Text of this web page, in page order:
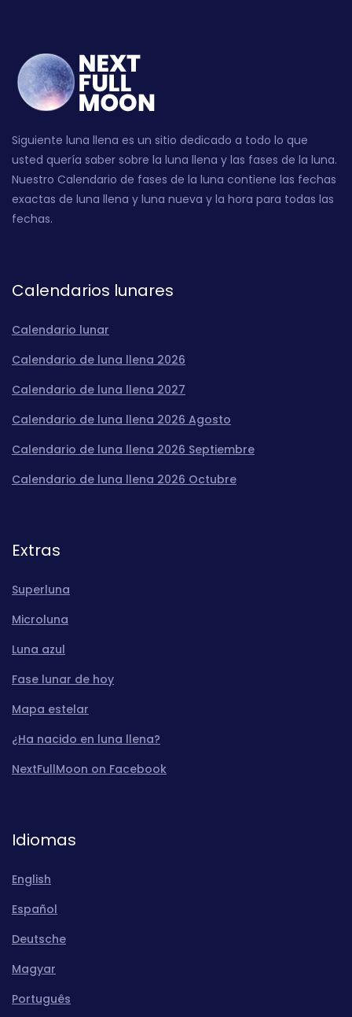
Siguiente luna llena es un sitio dedicado a todo lo que
usted quería saber sobre la luna llena y las fases de la luna.
Nuestro Calendario de fases de la luna contiene las fechas
exactas de luna llena y luna nueva y la hora para todas las
fechas.
Calendarios lunares
Calendario lunar
Calendario de luna llena 2026
Calendario de luna llena 2027
Calendario de luna llena 2026 Agosto
Calendario de luna llena 2026 Septiembre
Calendario de luna llena 2026 Octubre
Extras
Superluna
Microluna
Luna azul
Fase lunar de hoy
Mapa estelar
¿Ha nacido en luna llena?
NextFullMoon on Facebook
Idiomas
English
Español
Deutsche
Magyar
Português